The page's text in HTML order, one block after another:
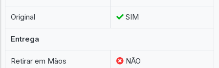
Original SIM
Entrega
Retirar em Mãos NÃO